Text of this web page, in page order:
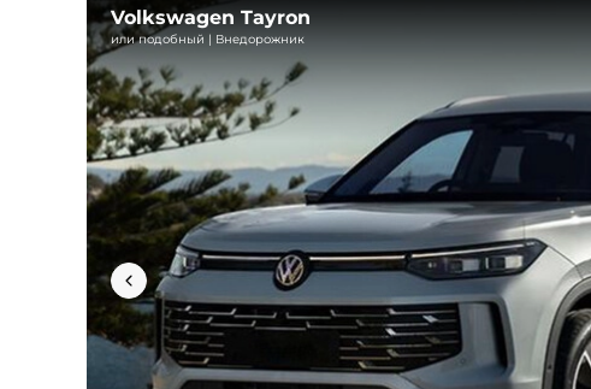
Volkswagen Tayron
или подобный | Внедорожник